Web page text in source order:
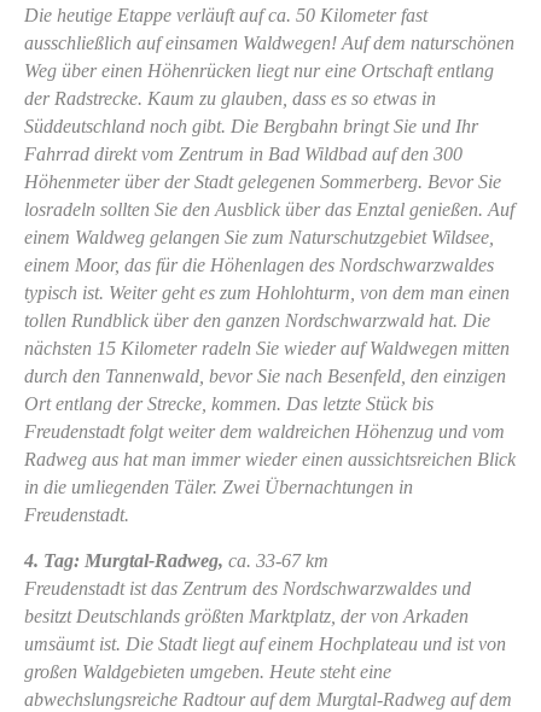
Die heutige Etappe verläuft auf ca. 50 Kilometer fast
ausschließlich auf einsamen Waldwegen! Auf dem naturschönen
Weg über einen Höhenrücken liegt nur eine Ortschaft entlang
der Radstrecke. Kaum zu glauben, dass es so etwas in
Süddeutschland noch gibt. Die Bergbahn bringt Sie und Ihr
Fahrrad direkt vom Zentrum in Bad Wildbad auf den 300
Höhenmeter über der Stadt gelegenen Sommerberg. Bevor Sie
losradeln sollten Sie den Ausblick über das Enztal genießen. Auf
einem Waldweg gelangen Sie zum Naturschutzgebiet Wildsee,
einem Moor, das für die Höhenlagen des Nordschwarzwaldes
typisch ist. Weiter geht es zum Hohlohturm, von dem man einen
tollen Rundblick über den ganzen Nordschwarzwald hat. Die
nächsten 15 Kilometer radeln Sie wieder auf Waldwegen mitten
durch den Tannenwald, bevor Sie nach Besenfeld, den einzigen
Ort entlang der Strecke, kommen. Das letzte Stück bis
Freudenstadt folgt weiter dem waldreichen Höhenzug und vom
Radweg aus hat man immer wieder einen aussichtsreichen Blick
in die umliegenden Täler. Zwei Übernachtungen in
Freudenstadt.
4. Tag: Murgtal-Radweg, ca. 33-67 km
Freudenstadt ist das Zentrum des Nordschwarzwaldes und
besitzt Deutschlands größten Marktplatz, der von Arkaden
umsäumt ist. Die Stadt liegt auf einem Hochplateau und ist von
großen Waldgebieten umgeben. Heute steht eine
abwechslungsreiche Radtour auf dem Murgtal-Radweg auf dem